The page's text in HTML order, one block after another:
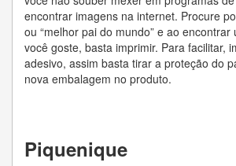
encontrar imagens na internet. Procure
ou “melhor pai do mundo” e ao
você goste, basta imprimir. Para facilitar,
adesivo, assim basta tirar a proteção do
nova embalagem no produto.
Piquenique